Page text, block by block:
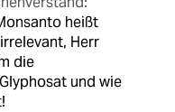
heißt
Herr
die
und wie